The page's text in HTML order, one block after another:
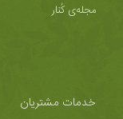
مجله‌ی کُنار
خدمات مشتریان